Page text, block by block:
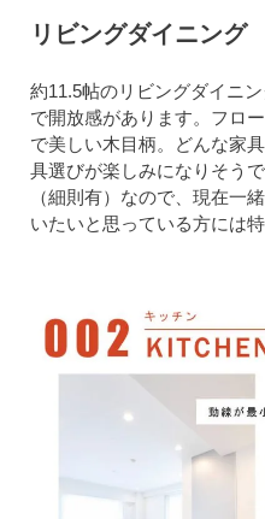
リビングダイニング
約11.5帖のリビングダイニ
で開放感があります。フロ
で美しい木目柄。どんな家
具選びが楽しみになりそう
（細則有）なので、現在一
いたいと思っている方には